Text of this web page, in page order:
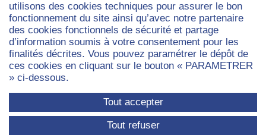
utilisons des cookies techniques pour assurer le bon
fonctionnement du site ainsi qu’avec notre partenaire
des cookies fonctionnels de sécurité et partage
d’information soumis à votre consentement pour les
finalités décrites. Vous pouvez paramétrer le dépôt de
ces cookies en cliquant sur le bouton « PARAMETRER
» ci-dessous.
Tout accepter
Tout refuser